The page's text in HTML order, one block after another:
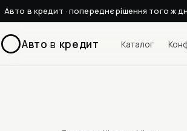
Авто в кредит · попереднє рішення того ж
Авто в кредит Каталог